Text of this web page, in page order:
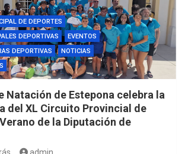
DE DEPORTES
DEPORTIVAS
EVENTOS
DEPORTIVAS
NOTICIAS
Natación de Estepona celebra la
del XL Circuito Provincial de
de la Diputación de
admin